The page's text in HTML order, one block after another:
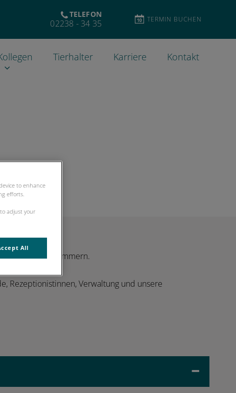
TELEFON
02238 - 34 35 TERMIN BUCHEN
Tierhalter Karriere Kontakt
um Ihr Tier kümmern.
Rezeptionistinnen, Verwaltung und unsere
to enhance
efforts.
adjust your
All